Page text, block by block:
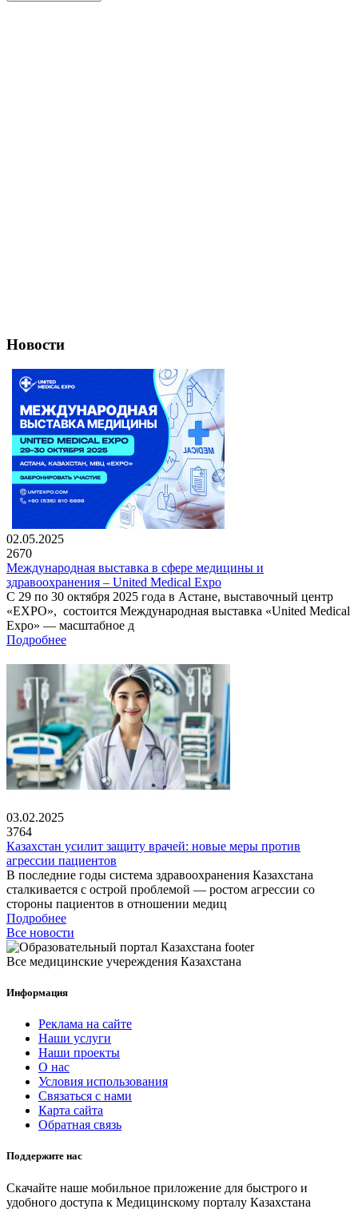
Новости
02.05.2025
2670
Международная выставка в сфере медицины и
здравоохранения – United Medical Expo
С 29 по 30 октября 2025 года в Астане, выставочный центр
«EXPO», состоится Международная выставка «United Medical
Expo» — масштабное д
Подробнее
03.02.2025
3764
Казахстан усилит защиту врачей: новые меры против
агрессии пациентов
В последние годы система здравоохранения Казахстана
сталкивается с острой проблемой — ростом агрессии со
стороны пациентов в отношении медиц
Подробнее
Все новости
Все медицинские учереждения Казахстана
Информация
Реклама на сайте
Наши услуги
Наши проекты
О нас
Условия использования
Связаться с нами
Карта сайта
Обратная связь
Поддержите нас
Скачайте наше мобильное приложение для быстрого и
удобного доступа к Медицинскому порталу Казахстана